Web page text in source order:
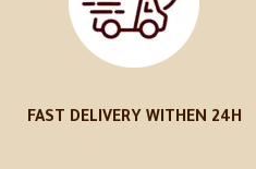
FAST DELIVERY WITHEN 24H